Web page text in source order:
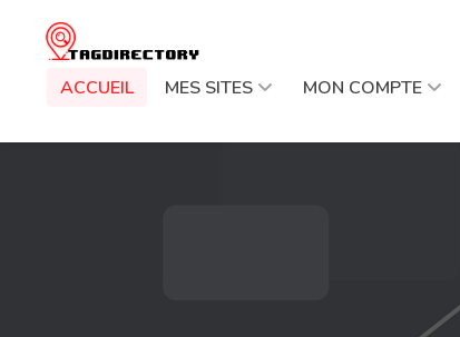
ACCUEIL MES SITES MON COMPTE